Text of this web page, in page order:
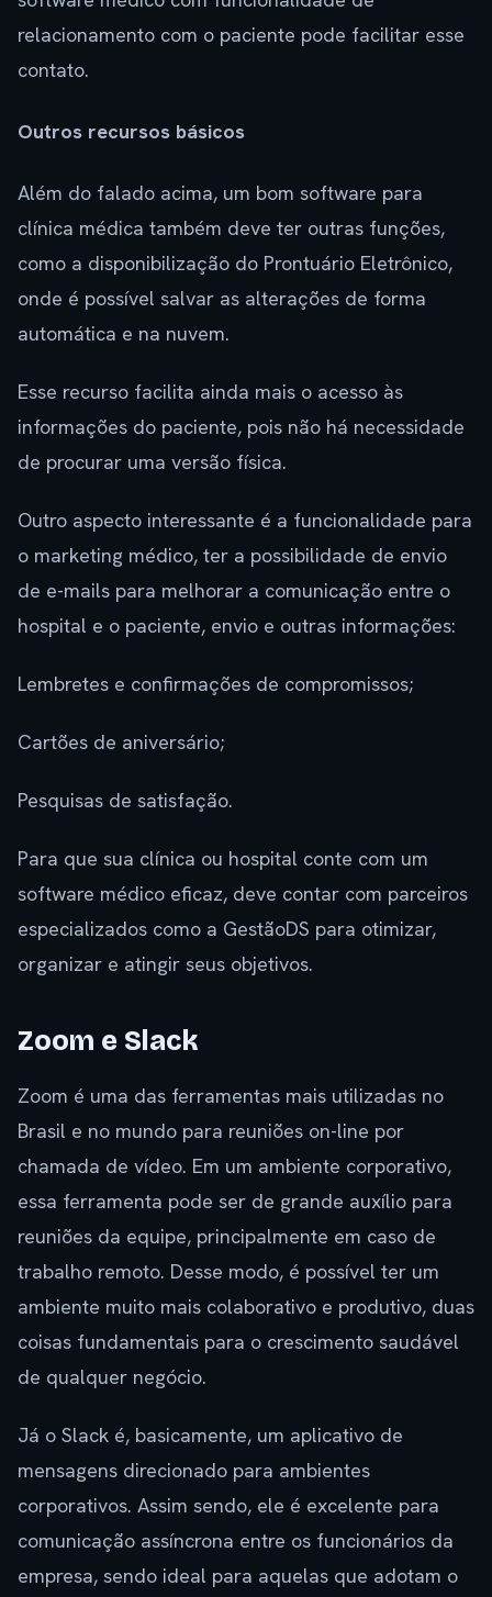
relacionamento com o paciente pode facilitar esse
contato.
Outros recursos básicos
Além do falado acima, um bom software para
clínica médica também deve ter outras funções,
como a disponibilização do Prontuário Eletrônico,
onde é possível salvar as alterações de forma
automática e na nuvem.
Esse recurso facilita ainda mais o acesso às
informações do paciente, pois não há necessidade
de procurar uma versão física.
Outro aspecto interessante é a funcionalidade para
o marketing médico, ter a possibilidade de envio
de e-mails para melhorar a comunicação entre o
hospital e o paciente, envio e outras informações:
Lembretes e confirmações de compromissos;
Cartões de aniversário;
Pesquisas de satisfação.
Para que sua clínica ou hospital conte com um
software médico eficaz, deve contar com parceiros
especializados como a GestãoDS para otimizar,
organizar e atingir seus objetivos.
Zoom e Slack
Zoom é uma das ferramentas mais utilizadas no
Brasil e no mundo para reuniões on-line por
chamada de vídeo. Em um ambiente corporativo,
essa ferramenta pode ser de grande auxílio para
reuniões da equipe, principalmente em caso de
trabalho remoto. Desse modo, é possível ter um
ambiente muito mais colaborativo e produtivo, duas
coisas fundamentais para o crescimento saudável
de qualquer negócio.
Já o Slack é, basicamente, um aplicativo de
mensagens direcionado para ambientes
corporativos. Assim sendo, ele é excelente para
comunicação assíncrona entre os funcionários da
empresa, sendo ideal para aquelas que adotam o